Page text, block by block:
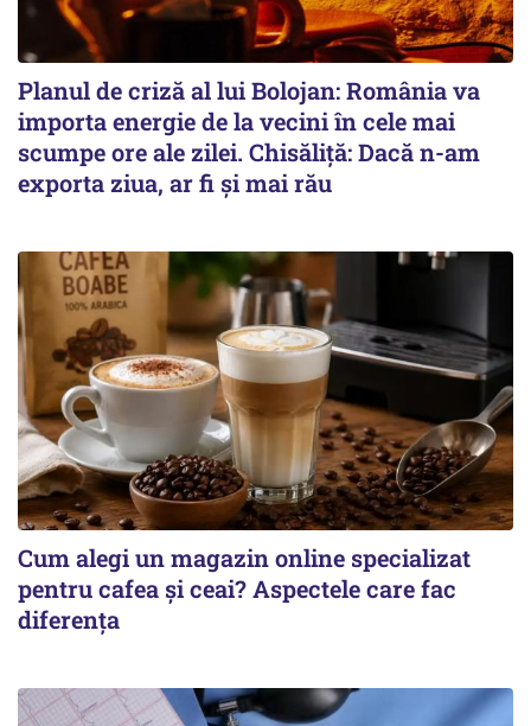
Planul de criză al lui Bolojan: România va
importa energie de la vecini în cele mai
scumpe ore ale zilei. Chisăliță: Dacă n-am
exporta ziua, ar fi și mai rău
Cum alegi un magazin online specializat
pentru cafea și ceai? Aspectele care fac
diferența